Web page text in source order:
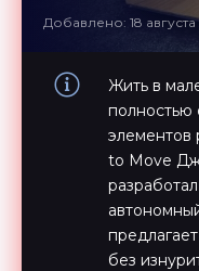
Добавлено: 18 августа
Жить в
полностью
элементов
to Move
без